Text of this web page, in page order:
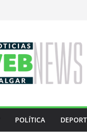
POLÍTICA